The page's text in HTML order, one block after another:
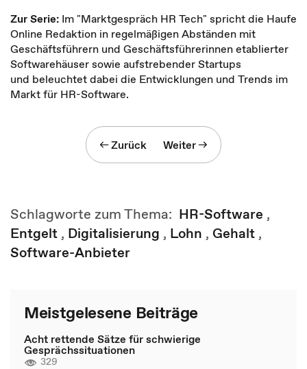
Zur Serie: Im "Marktgespräch HR Tech" spricht die Haufe
Online Redaktion in regelmäßigen Abständen mit
Geschäftsführern und Geschäftsführerinnen etablierter
Softwarehäuser sowie aufstrebender Startups
und beleuchtet dabei die Entwicklungen und Trends im
Markt für HR-Software.
Zurück Weiter
Schlagworte zum Thema: HR-Software ,
Entgelt , Digitalisierung , Lohn , Gehalt ,
Software-Anbieter
Meistgelesene Beiträge
Acht rettende Sätze für schwierige
Gesprächssituationen
329